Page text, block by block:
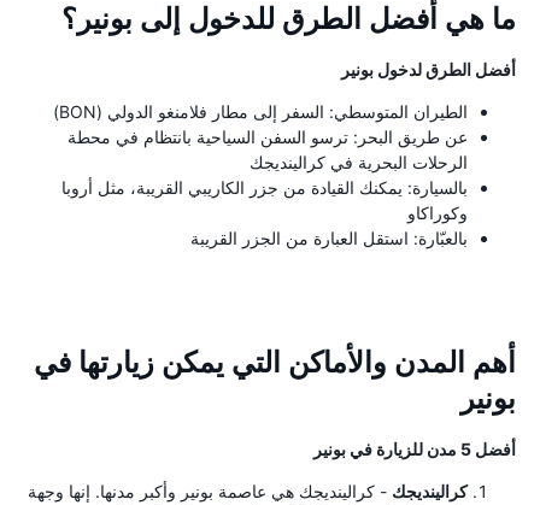
ما هي أفضل الطرق للدخول إلى بونير؟
أفضل الطرق لدخول بونير
الطيران المتوسطي: السفر إلى مطار فلامنغو الدولي (BON)
عن طريق البحر: ترسو السفن السياحية بانتظام في محطة
الرحلات البحرية في كرالينديجك
بالسيارة: يمكنك القيادة من جزر الكاريبي القريبة، مثل أروبا
وكوراكاو
بالعبّارة: استقل العبارة من الجزر القريبة
أهم المدن والأماكن التي يمكن زيارتها في
بونير
أفضل 5 مدن للزيارة في بونير
كرالينديجك - كرالينديجك هي عاصمة بونير وأكبر مدنها. إنها وجهة